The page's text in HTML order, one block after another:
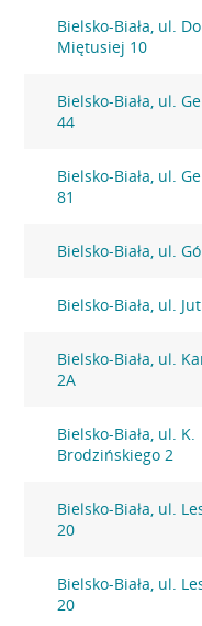
Bielsko-Biała, ul.
Miętusiej 10
Bielsko-Biała, ul.
44
Bielsko-Biała, ul.
81
Bielsko-Biała, ul.
Bielsko-Biała, ul.
Bielsko-Biała, ul.
2A
Bielsko-Biała, ul. K.
Brodzińskiego 2
Bielsko-Biała, ul.
20
Bielsko-Biała, ul.
20